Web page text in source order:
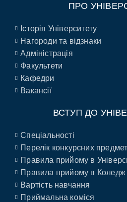
ПРО
Історія Університету
Нагороди та відзнаки
Адміністрація
Факультети
Кафедри
Вакансії
ВСТУП ДО
Спеціальності
Перелік конкурсних
Правила прийому в
Правила прийому в Коледж
Вартість навчання
Приймальна коміся